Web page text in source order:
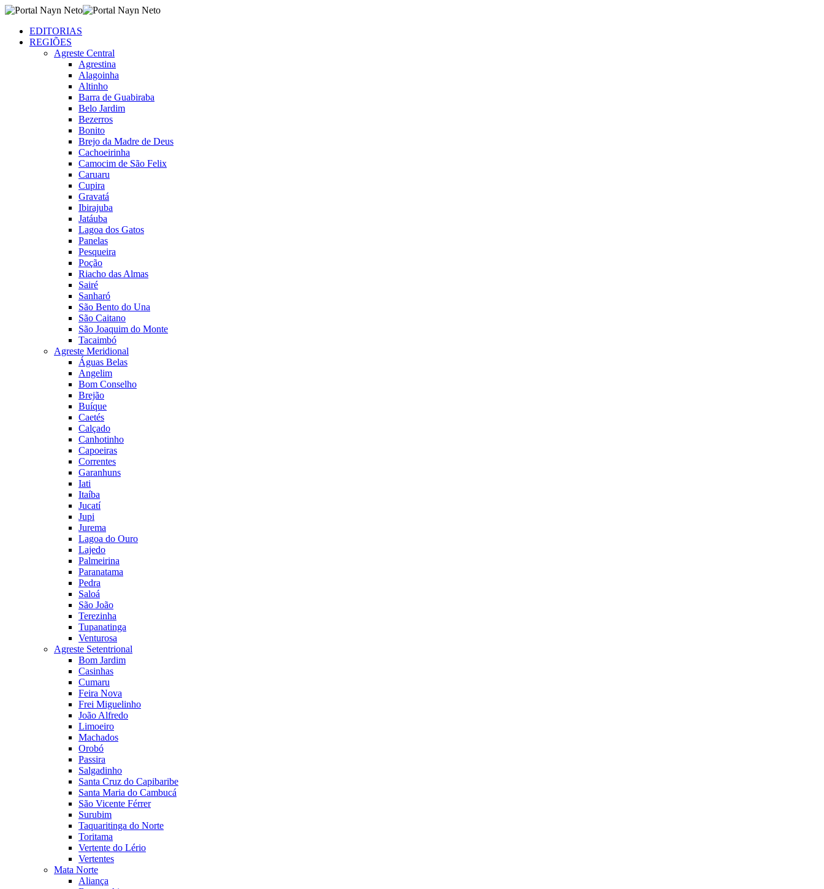
EDITORIAS
REGIÕES
Agreste Central
Agrestina
Alagoinha
Altinho
Barra de Guabiraba
Belo Jardim
Bezerros
Bonito
Brejo da Madre de Deus
Cachoeirinha
Camocim de São Felix
Caruaru
Cupira
Gravatá
Ibirajuba
Jatáuba
Lagoa dos Gatos
Panelas
Pesqueira
Poção
Riacho das Almas
Sairé
Sanharó
São Bento do Una
São Caitano
São Joaquim do Monte
Tacaimbó
Agreste Meridional
Águas Belas
Angelim
Bom Conselho
Brejão
Buíque
Caetés
Calçado
Canhotinho
Capoeiras
Correntes
Garanhuns
Iati
Itaíba
Jucatí
Jupi
Jurema
Lagoa do Ouro
Lajedo
Palmeirina
Paranatama
Pedra
Saloá
São João
Terezinha
Tupanatinga
Venturosa
Agreste Setentrional
Bom Jardim
Casinhas
Cumaru
Feira Nova
Frei Miguelinho
João Alfredo
Limoeiro
Machados
Orobó
Passira
Salgadinho
Santa Cruz do Capibaribe
Santa Maria do Cambucá
São Vicente Férrer
Surubim
Taquaritinga do Norte
Toritama
Vertente do Lério
Vertentes
Mata Norte
Aliança